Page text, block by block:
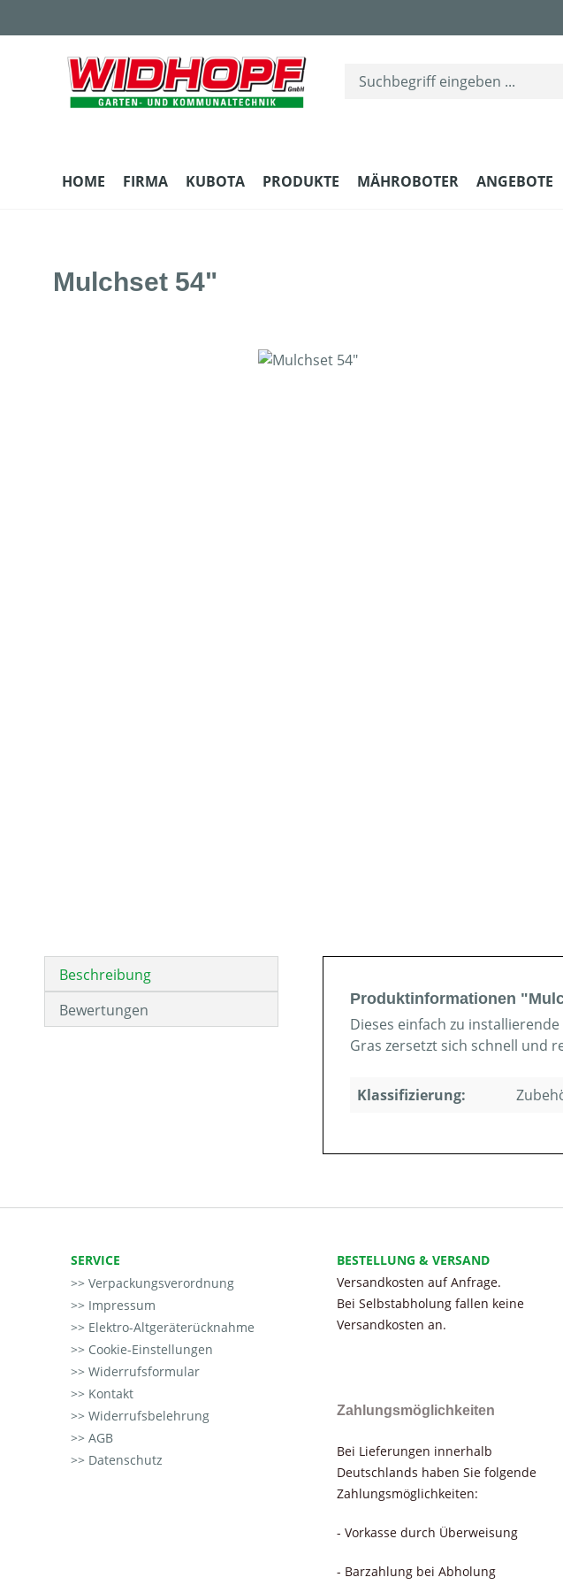
HOME FIRMA KUBOTA PRODUKTE MÄHROBOTER ANGEBOTE
Mulchset 54"
Beschreibung
Bewertungen
Produktinformationen
Dieses einfach zu
Gras zersetzt sich schnell und
Klassifizierung:
SERVICE
Verpackungsverordnung
Impressum
Elektro-Altgeräterücknahme
Cookie-Einstellungen
Widerrufsformular
Kontakt
Widerrufsbelehrung
AGB
Datenschutz
BESTELLUNG & VERSAND
Versandkosten auf Anfrage.
Bei Selbstabholung fallen keine
Versandkosten an.
Zahlungsmöglichkeiten
Bei Lieferungen innerhalb
Deutschlands haben Sie folgende
Zahlungsmöglichkeiten:
- Vorkasse durch Überweisung
- Barzahlung bei Abholung